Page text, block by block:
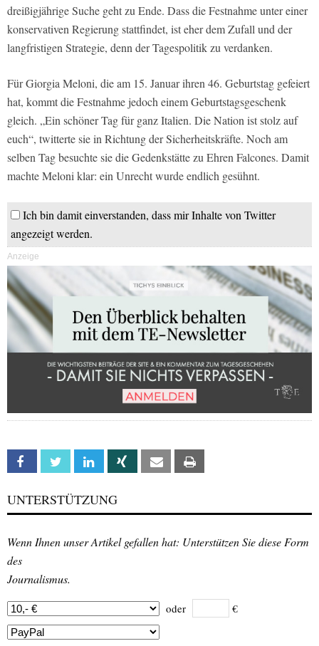
dreißigjährige Suche geht zu Ende. Dass die Festnahme unter einer
konservativen Regierung stattfindet, ist eher dem Zufall und der
langfristigen Strategie, denn der Tagespolitik zu verdanken.
Für Giorgia Meloni, die am 15. Januar ihren 46. Geburtstag gefeiert
hat, kommt die Festnahme jedoch einem Geburtstagsgeschenk
gleich. „Ein schöner Tag für ganz Italien. Die Nation ist stolz auf
euch“, twitterte sie in Richtung der Sicherheitskräfte. Noch am
selben Tag besuchte sie die Gedenkstätte zu Ehren Falcones. Damit
machte Meloni klar: ein Unrecht wurde endlich gesühnt.
Ich bin damit einverstanden, dass mir Inhalte von Twitter
angezeigt werden.
Anzeige
Facebook Twitter Linkedin Xing Email
UNTERSTÜTZUNG
Wenn Ihnen unser Artikel gefallen hat: Unterstützen Sie diese Form
des
Journalismus.
oder €